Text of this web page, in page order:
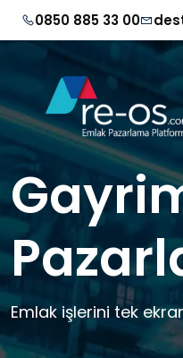
0850 885 33 00
Emlak işlerini tek